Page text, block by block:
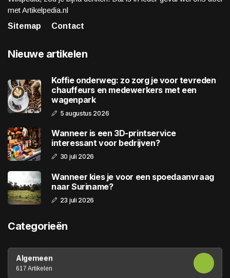
met Artikelpedia.nl
Sitemap
Contact
Nieuwe artikelen
Koffie onderweg: zo zorg je voor tevreden
chauffeurs en medewerkers met een
wagenpark
5 augustus 2026
Wanneer is een 3D-printservice
interessant voor bedrijven?
30 juli 2026
Wanneer kies je voor een spoedaanvraag
naar Suriname?
23 juli 2026
Categorieën
Algemeen
617 Artikelen